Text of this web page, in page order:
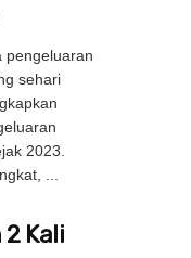
pengeluaran
sehari
2023.
...
Kali